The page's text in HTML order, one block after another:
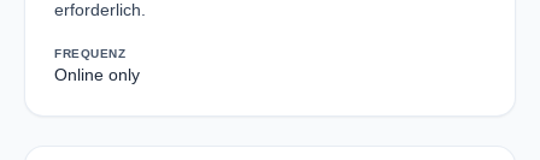
erforderlich.
FREQUENZ
Online only